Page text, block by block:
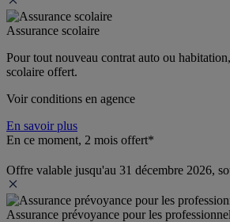
Assurance scolaire
Pour tout nouveau contrat auto ou
scolaire offert.
Voir conditions en agence
En savoir plus
En ce moment, 2 mois offert*
Offre valable jusqu'au 31 décembre 2026,
Assurance prévoyance pour les